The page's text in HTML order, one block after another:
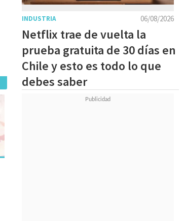
06/08/2026
INDUSTRIA
Netflix trae de vuelta la
prueba gratuita de 30 días en
Chile y esto es todo lo que
debes saber